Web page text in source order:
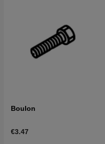
Boulon
€3.47